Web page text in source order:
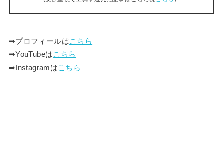
➡︎プロフィールはこちら
➡︎YouTubeはこちら
➡︎Instagramはこちら